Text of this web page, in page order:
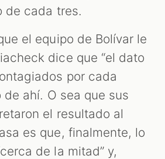
de cada tres.
el equipo de Bolívar le
dice que “el dato
por cada
de ahí. O sea que sus
el resultado al
es que, finalmente, lo
de la mitad” y,